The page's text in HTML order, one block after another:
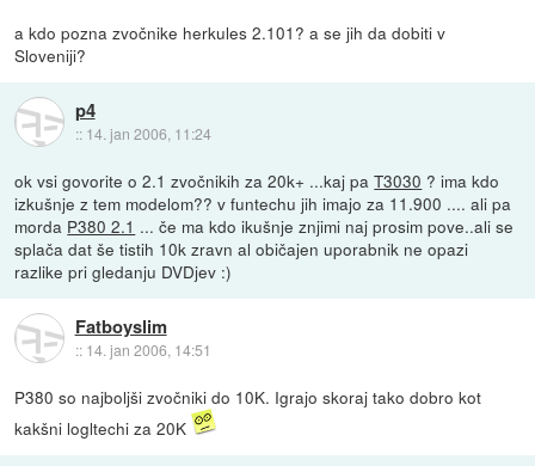
a kdo pozna zvočnike herkules 2.101? a se jih da dobiti v
Sloveniji?
p4
:: 14. jan 2006, 11:24
ok vsi govorite o 2.1 zvočnikih za 20k+ ...kaj paT3030 ? ima kdo
izkušnje z tem modelom?? v funtechu jih imajo za 11.900 .... ali pa
morda P380 2.1 ... če ma kdo ikušnje znjimi naj prosim pove..ali se
splača dat še tistih 10k zravn al običajen uporabnik ne opazi
razlike pri gledanju DVDjev :)
Fatboyslim
:: 14. jan 2006, 14:51
P380 so najboljši zvočniki do 10K. Igrajo skoraj tako dobro kot
kakšni logltechi za 20K